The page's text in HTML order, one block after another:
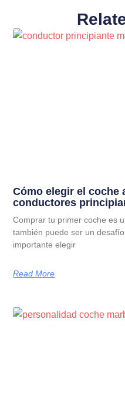
Cómo elegir el coche
conductores
Comprar tu primer coche es
también puede ser un
importante elegir
Read More